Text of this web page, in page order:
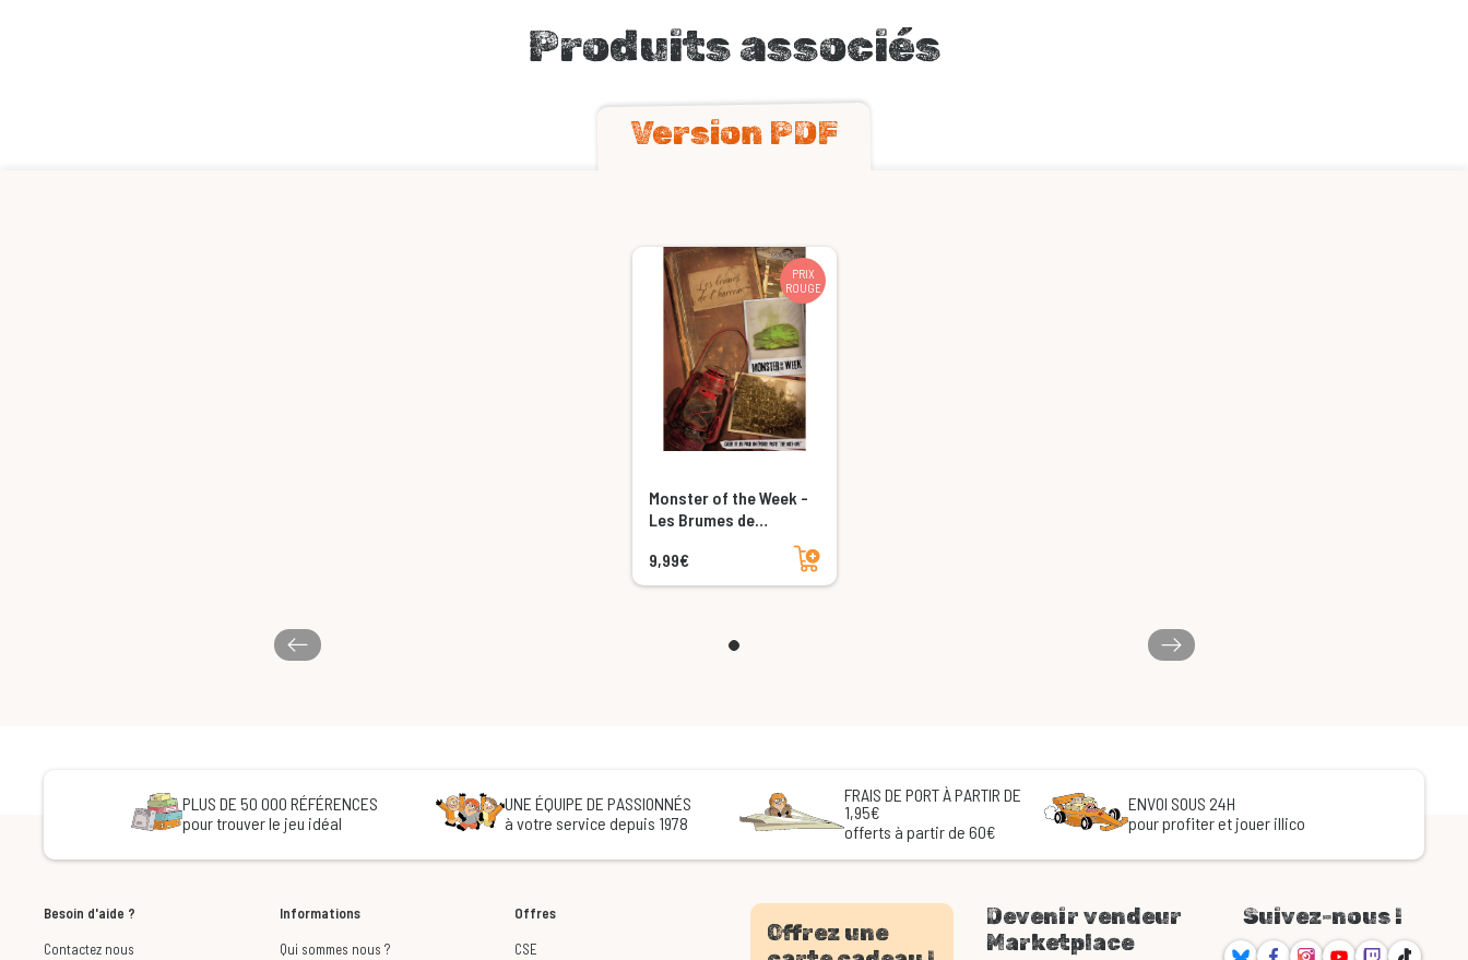
Produits associés
Version PDF
PRIX
ROUGE
Monster of the Week -
Les Brumes de
9,99€
Ajouter au panier
PLUS DE 50 000 RÉFÉRENCES
pour trouver le jeu idéal
UNE ÉQUIPE DE PASSIONNÉS
à votre service depuis 1978
FRAIS DE PORT À PARTIR DE
1,95€
offerts à partir de 60€
ENVOI SOUS 24H
pour profiter et jouer illico
Besoin d'aide ?
Contactez nous
Informations
Qui sommes nous ?
Offres
CSE
Offrez une
Devenir vendeur
Marketplace
Suivez-nous !
BlueskyFacebookInstagram
YoutubeTwitchTikTok